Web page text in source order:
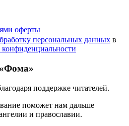
оферты
персональных данных в
поддержке читателей.
поможет нам дальше
и православии.